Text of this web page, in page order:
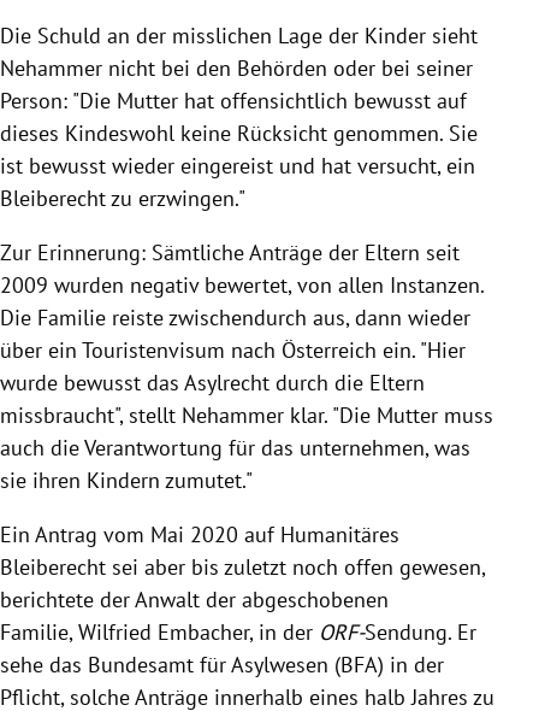
Die Schuld an der misslichen Lage der Kinder sieht
Nehammer nicht bei den Behörden oder bei seiner
Person: "Die Mutter hat offensichtlich bewusst auf
dieses Kindeswohl keine Rücksicht genommen. Sie
ist bewusst wieder eingereist und hat versucht, ein
Bleiberecht zu erzwingen."
Zur Erinnerung: Sämtliche Anträge der Eltern seit
2009 wurden negativ bewertet, von allen Instanzen.
Die Familie reiste zwischendurch aus, dann wieder
über ein Touristenvisum nach Österreich ein. "Hier
wurde bewusst das Asylrecht durch die Eltern
missbraucht", stellt Nehammer klar. "Die Mutter muss
auch die Verantwortung für das unternehmen, was
sie ihren Kindern zumutet."
Ein Antrag vom Mai 2020 auf Humanitäres
Bleiberecht sei aber bis zuletzt noch offen gewesen,
berichtete der Anwalt der abgeschobenen
Familie,Wilfried Embacher, in der ORF-Sendung. Er
sehe das Bundesamt für Asylwesen (BFA) in der
Pflicht, solche Anträge innerhalb eines halb Jahres zu